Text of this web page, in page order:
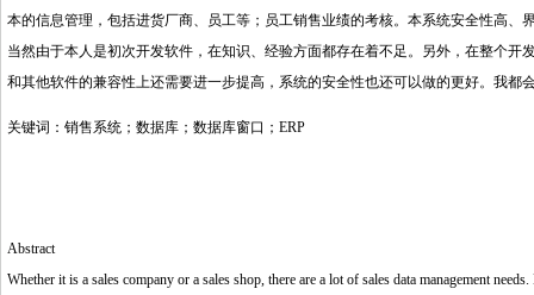
本的信息管理，包括进货厂商、员工等；员工销售业绩的考核。本系统安全性高、
当然由于本人是初次开发软件，在知识、经验方面都存在着不足。另外，在整个
和其他软件的兼容性上还需要进一步提高，系统的安全性也还可以做的更好。我都
关键词：销售系统；数据库；数据库窗口；ERP
Abstract
Whether it is a sales company or a sales shop, there are a lot of sales data management